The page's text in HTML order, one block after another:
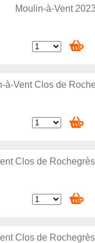
Moulin-à-Vent 2023
à-Vent Clos de
Clos de
Clos de